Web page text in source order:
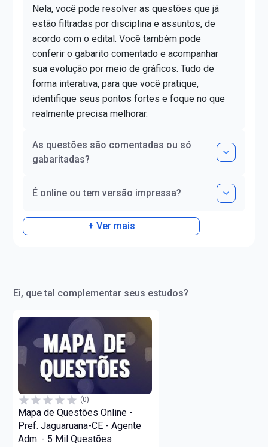
Nela, você pode resolver as questões que já
estão filtradas por disciplina e assuntos, de
acordo com o edital. Você também pode
conferir o gabarito comentado e acompanhar
sua evolução por meio de gráficos. Tudo de
forma interativa, para que você pratique,
identifique seus pontos fortes e foque no que
realmente precisa melhorar.
As questões são comentadas ou só
gabaritadas?
É online ou tem versão impressa?
+ Ver mais
Ei, que tal complementar seus estudos?
(0)
Mapa de Questões Online -
Pref. Jaguaruana-CE - Agente
Adm. - 5 Mil Questões